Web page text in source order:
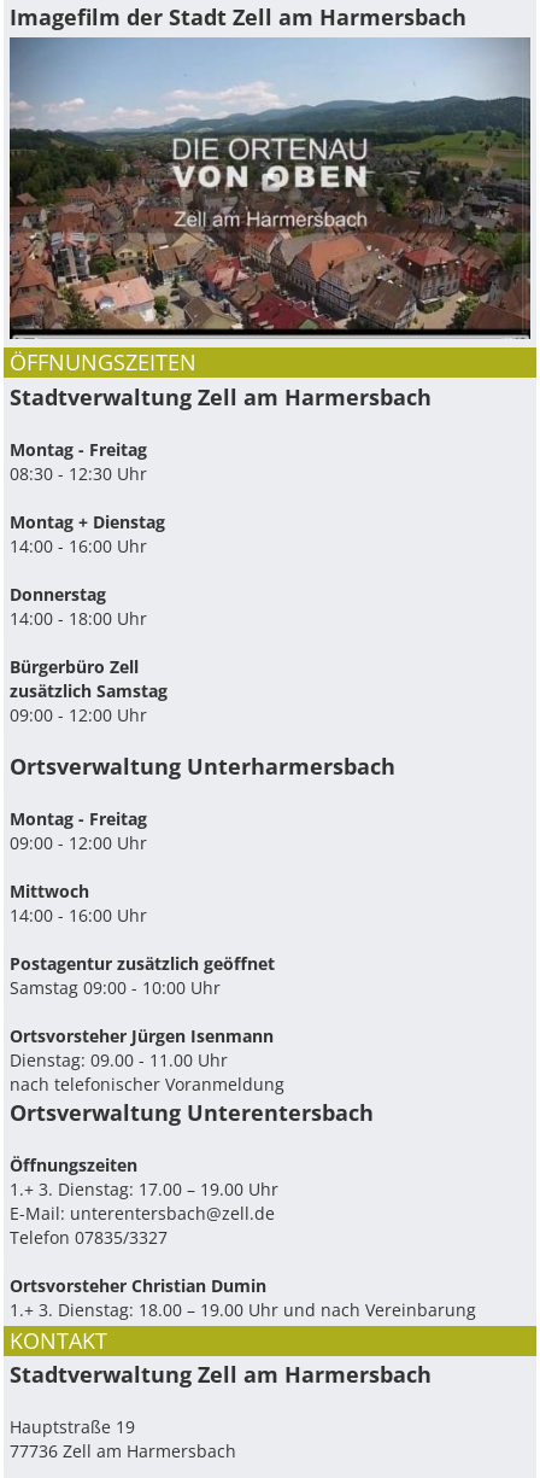
Imagefilm der Stadt Zell am Harmersbach
ÖFFNUNGSZEITEN
Stadtverwaltung Zell am Harmersbach
Montag - Freitag
08:30 - 12:30 Uhr
Montag + Dienstag
14:00 - 16:00 Uhr
Donnerstag
14:00 - 18:00 Uhr
Bürgerbüro Zell
zusätzlich Samstag
09:00 - 12:00 Uhr
Ortsverwaltung Unterharmersbach
Montag - Freitag
09:00 - 12:00 Uhr
Mittwoch
14:00 - 16:00 Uhr
Postagentur zusätzlich geöffnet
Samstag 09:00 - 10:00 Uhr
Ortsvorsteher Jürgen Isenmann
Dienstag: 09.00 - 11.00 Uhr
nach telefonischer Voranmeldung
Ortsverwaltung Unterentersbach
Ö­ffnungszeiten
1.+ 3. Dienstag: 17.00 – 19.00 Uhr
E-Mail: unterentersbach@zell.de
Telefon 07835/3327
Ortsvorsteher Christian Dumin
1.+ 3. Dienstag: 18.00 – 19.00 Uhr und nach Vereinbarung
KONTAKT
Stadtverwaltung Zell am Harmersbach
Hauptstraße 19
77736 Zell am Harmersbach